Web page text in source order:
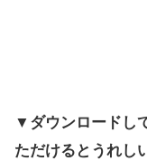
▼ダウンロードし
ただけるとうれし